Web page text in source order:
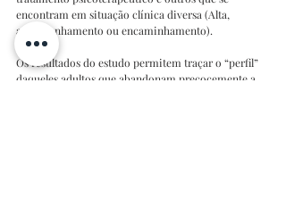
encontram em situação clínica diversa (Alta,
acompanhamento ou encaminhamento).
Os resultados do estudo permitem traçar o “perfil”
daqueles adultos que abandonam precocemente a